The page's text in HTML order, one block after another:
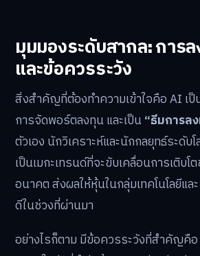
มุมมองระดับสากล: การ
และข้อควรระวัง
สิ่งสำคัญที่ต้องทำความเข้าใจคือ AI เป็
การจัดพอร์ตลงทุน และเป็น“ธีมการล
ตัวเอง นักวิเคราะห์และนักกลยุทธ์ระดับ
เป็นเมกะเทรนด์ที่จะขับเคลื่อนการเติบ
อนาคต ส่งผลให้หุ้นในกลุ่มเทคโนโลยีแ
ดีในช่วงที่ผ่านมา
อย่างไรก็ตาม มีข้อควรระวังที่สำคัญคือ